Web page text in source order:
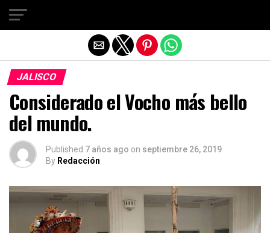
JALISCO
Considerado el Vocho más bello
del mundo.
Published 7 años ago on septiembre 26, 2019
By Redacción